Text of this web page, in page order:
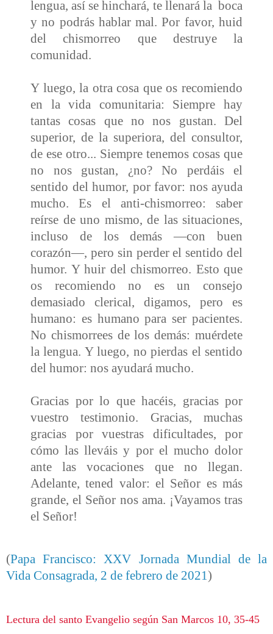
lengua, así se hinchará, te llenará la boca
y no podrás hablar mal. Por favor, huid
del chismorreo que destruye la
comunidad.
Y luego, la otra cosa que os recomiendo
en la vida comunitaria: Siempre hay
tantas cosas que no nos gustan. Del
superior, de la superiora, del consultor,
de ese otro... Siempre tenemos cosas que
no nos gustan, ¿no? No perdáis el
sentido del humor, por favor: nos ayuda
mucho. Es el anti-chismorreo: saber
reírse de uno mismo, de las situaciones,
incluso de los demás —con buen
corazón—, pero sin perder el sentido del
humor. Y huir del chismorreo. Esto que
os recomiendo no es un consejo
demasiado clerical, digamos, pero es
humano: es humano para ser pacientes.
No chismorrees de los demás: muérdete
la lengua. Y luego, no pierdas el sentido
del humor: nos ayudará mucho.
Gracias por lo que hacéis, gracias por
vuestro testimonio. Gracias, muchas
gracias por vuestras dificultades, por
cómo las lleváis y por el mucho dolor
ante las vocaciones que no llegan.
Adelante, tened valor: el Señor es más
grande, el Señor nos ama. ¡Vayamos tras
el Señor!
(Papa Francisco: XXV Jornada Mundial de la
Vida Consagrada, 2 de febrero de 2021)
Lectura del santo Evangelio según San Marcos 10, 35-45